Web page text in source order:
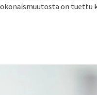
on tuettu